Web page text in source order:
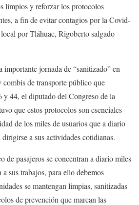
limpios y reforzar los protocolos
a fin de evitar contagios por la Covid-
por Tláhuac, Rigoberto salgado
importante jornada de “sanitizado” en
combis de transporte público que
y 44, el diputado del Congreso de la
que estos protocolos son esenciales
de los miles de usuarios que a diario
a sus actividades cotidianas.
de pasajeros se concentran a diario miles
a sus trabajos, para ello debemos
se mantengan limpias, sanitizadas
de prevención que marcan las